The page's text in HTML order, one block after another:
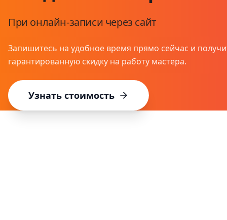
При онлайн-записи через сайт
Запишитесь на удобное время прямо сейчас и
гарантированную скидку на работу мастера.
Узнать стоимость